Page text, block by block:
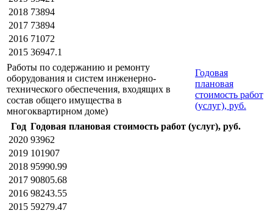
2018 73894
2017 73894
2016 71072
2015 36947.1
Работы по содержанию и ремонту
оборудования и систем инженерно-
технического обеспечения, входящих в
состав общего имущества в
многоквартирном доме)
Годовая
плановая
стоимость работ
(услуг), руб.
Год Годовая плановая стоимость работ (услуг), руб.
2020 93962
2019 101907
2018 95990.99
2017 90805.68
2016 98243.55
2015 59279.47